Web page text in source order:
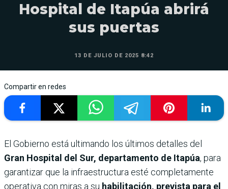
Hospital de Itapúa abrirá
sus puertas
13 DE JULIO DE 2025 8:42
Compartir en redes
El Gobierno está ultimando los últimos detalles del
Gran Hospital del Sur, departamento de Itapúa, para
garantizar que la infraestructura esté completamente
operativa con miras a su habilitación, prevista para el